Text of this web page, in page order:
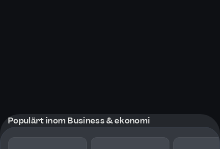
Populärt inom Business & ekonomi